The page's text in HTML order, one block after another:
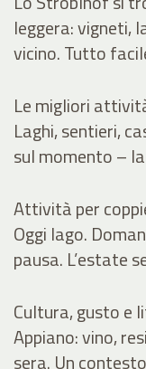
leggera: vigneti,
vicino. Tutto
Le migliori
Laghi, sentieri,
sul momento –
Attività per
Oggi lago.
pausa. L’estate
Cultura, gusto e
Appiano: vino,
sera. Un